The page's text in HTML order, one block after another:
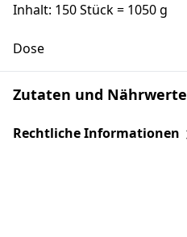
Inhalt: 150 Stück = 1050 g
Dose
Zutaten und Nährwerte
Rechtliche Informationen